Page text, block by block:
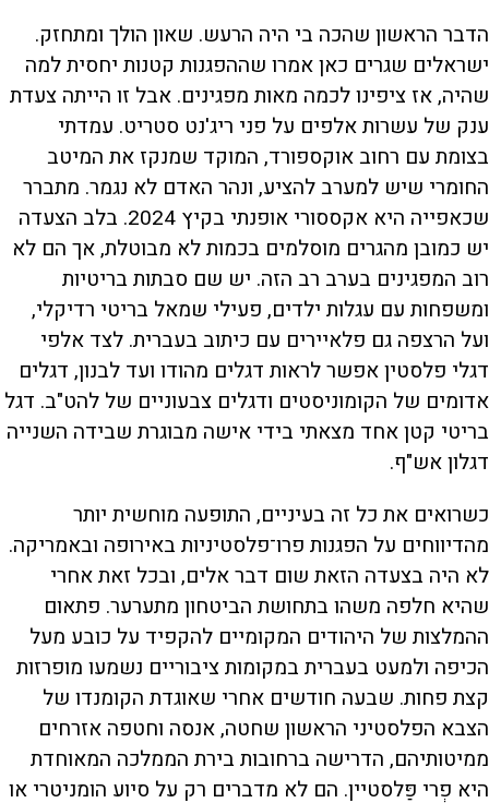
הדבר הראשון שהכה בי היה הרעש. שאון הולך ומתחזק.
ישראלים שגרים כאן אמרו שההפגנות קטנות יחסית למה
שהיה, אז ציפינו לכמה מאות מפגינים. אבל זו הייתה צעדת
ענק של עשרות אלפים על פני ריג'נט סטריט. עמדתי
בצומת עם רחוב אוקספורד, המוקד שמנקז את המיטב
החומרי שיש למערב להציע, ונהר האדם לא נגמר. מתברר
שכאפייה היא אקססורי אופנתי בקיץ 2024. בלב הצעדה
יש כמובן מהגרים מוסלמים בכמות לא מבוטלת, אך הם לא
רוב המפגינים בערב רב הזה. יש שם סבתות בריטיות
ומשפחות עם עגלות ילדים, פעילי שמאל בריטי רדיקלי,
ועל הרצפה גם פלאיירים עם כיתוב בעברית. לצד אלפי
דגלי פלסטין אפשר לראות דגלים מהודו ועד לבנון, דגלים
אדומים של הקומוניסטים ודגלים צבעוניים של להט"ב. דגל
בריטי קטן אחד מצאתי בידי אישה מבוגרת שבידה השנייה
דגלון אש"ף.
כשרואים את כל זה בעיניים, התופעה מוחשית יותר
מהדיווחים על הפגנות פרו־פלסטיניות באירופה ובאמריקה.
לא היה בצעדה הזאת שום דבר אלים, ובכל זאת אחרי
שהיא חלפה משהו בתחושת הביטחון מתערער. פתאום
ההמלצות של היהודים המקומיים להקפיד על כובע מעל
הכיפה ולמעט בעברית במקומות ציבוריים נשמעו מופרזות
קצת פחות. שבעה חודשים אחרי שאוגדת הקומנדו של
הצבא הפלסטיני הראשון שחטה, אנסה וחטפה אזרחים
ממיטותיהם, הדרישה ברחובות בירת הממלכה המאוחדת
היא פְרי פַּלסטיין. הם לא מדברים רק על סיוע הומניטרי או